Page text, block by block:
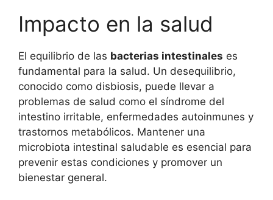
Impacto en la salud
El equilibrio de las bacterias intestinales es
fundamental para la salud. Un desequilibrio,
conocido como disbiosis, puede llevar a
problemas de salud como el síndrome del
intestino irritable, enfermedades autoinmunes y
trastornos metabólicos. Mantener una
microbiota intestinal saludable es esencial para
prevenir estas condiciones y promover un
bienestar general.